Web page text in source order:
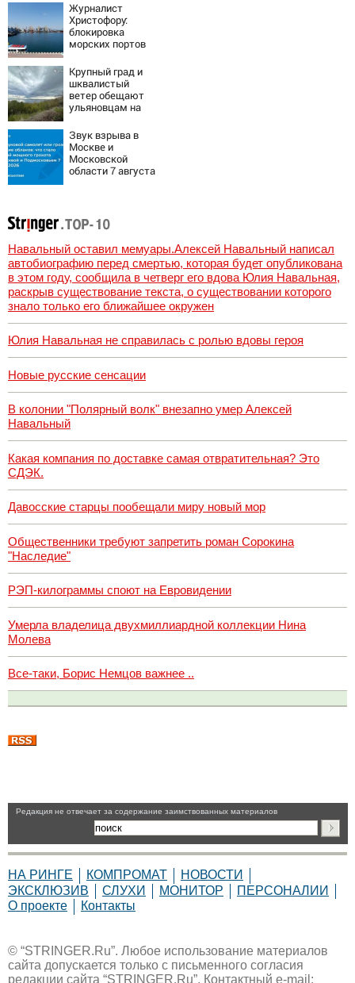
Журналист
Христофору:
блокировка
морских портов
для Украины
Крупный град и
шквалистый
ветер обещают
ульяновцам на
Звук взрыва в
Москве и
Московской
области 7 августа
был громкий
хлопок
Навальный оставил мемуары.Алексей Навальный написал
автобиографию перед смертью, которая будет опубликована
в этом году, сообщила в четверг его вдова Юлия Навальная,
раскрыв существование текста, о существовании которого
знало только его ближайшее окружен
Юлия Навальная не справилась с ролью вдовы героя
Новые русские сенсации
В колонии "Полярный волк" внезапно умер Алексей
Навальный
Какая компания по доставке самая отвратительная? Это
СДЭК.
Давосские старцы пообещали миру новый мор
Общественники требуют запретить роман Сорокина
"Наследие"
РЭП-килограммы споют на Евровидении
Умерла владелица двухмиллиардной коллекции Нина
Молева
Все-таки, Борис Немцов важнее ..
Pедакция не отвечает за содержание заимствованных материалов
НА РИНГЕ КОМПРОМАТ
НОВОСТИ
ЭКСКЛЮЗИВ
СЛУХИ МОНИТОР
ПЕРСОНАЛИИ
О проекте
Контакты
© “STRINGER.Ru”. Любое использование материалов
сайта допускается только с письменного согласия
редакции сайта “STRINGER.Ru”. Контактный e-mail: